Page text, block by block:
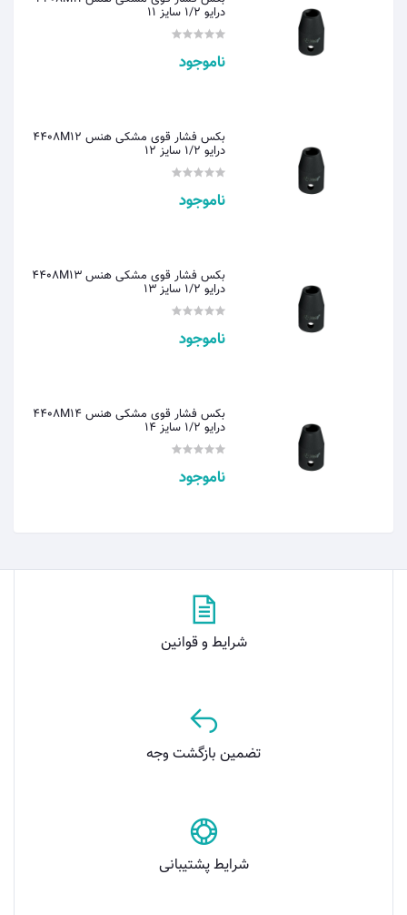
درایو 1/2 سایز 11
ناموجود
بکس فشار قوی مشکی هنس 4408M12
درایو 1/2 سایز 12
ناموجود
بکس فشار قوی مشکی هنس 4408M13
درایو 1/2 سایز 13
ناموجود
بکس فشار قوی مشکی هنس 4408M14
درایو 1/2 سایز 14
ناموجود
شرایط و قوانین
تضمین بازگشت وجه
شرایط پشتیبانی